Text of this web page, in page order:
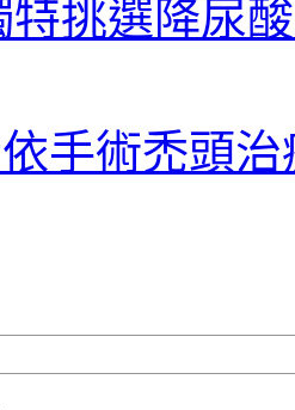
特挑選降尿
手術禿頭